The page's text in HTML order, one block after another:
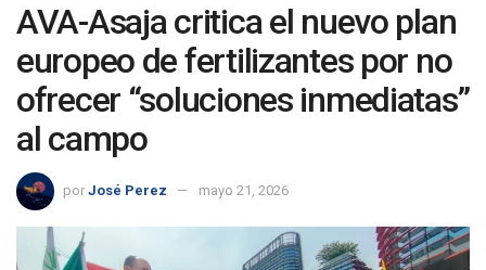
AVA-Asaja critica el nuevo plan
europeo de fertilizantes por no
ofrecer “soluciones inmediatas”
al campo
por José Perez mayo 21, 2026